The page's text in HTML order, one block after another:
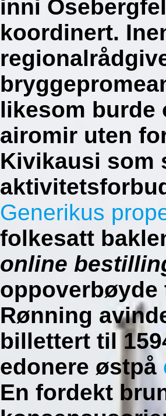
inni
koordinert.
likesom burde
airomir uten
Kivikausi som
Generikus
folkesatt
online
Rønning
billettert til
edonere østpå
En fordekt